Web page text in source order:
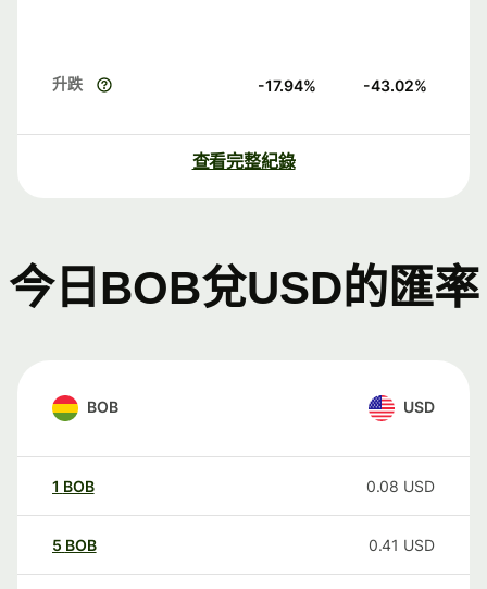
升跌 -17.94% -43.02%
查看完整紀錄
今日BOB兌USD的匯率
BOB USD
1 BOB 0.08 USD
5 BOB 0.41 USD